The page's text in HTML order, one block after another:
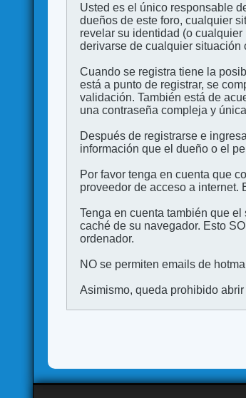
Usted es el único responsable
dueños de este foro, cualquier
revelar su identidad (o
derivarse de cualquier situación
Cuando se registra tiene la
está a punto de registrar, se
validación. También está de
una contraseña compleja y
Después de registrarse e
información que el dueño o el
Por favor tenga en cuenta que
proveedor de acceso a internet.
Tenga en cuenta también que
caché de su navegador. Esto
ordenador.
NO se permiten emails de
Asimismo, queda prohibido